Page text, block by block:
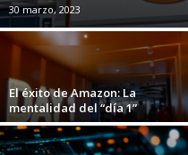
30 marzo, 2023
El éxito de Amazon: La
mentalidad del “día 1”